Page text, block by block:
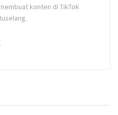
konten di TikTok